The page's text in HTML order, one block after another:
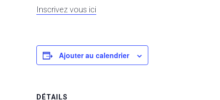
Inscrivez vous ici
Ajouter au calendrier
DÉTAILS